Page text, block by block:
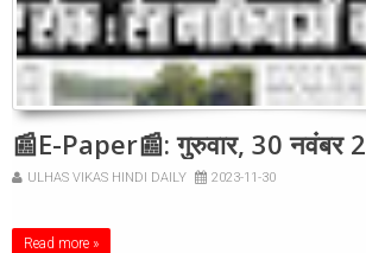
📰E-Paper📰: गुरुवार, 30
ULHAS VIKAS HINDI DAILY 2023-11-30
Read more »